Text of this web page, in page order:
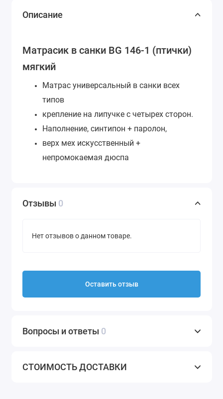
Описание
Матрасик в санки BG 146-1 (птички)
мягкий
Матрас универсальный в санки всех
типов
крепление на липучке с четырех сторон.
Наполнение, синтипон + паролон,
верх мех искусственный +
непромокаемая дюспа
Отзывы 0
Нет отзывов о данном товаре.
Оставить отзыв
Вопросы и ответы 0
СТОИМОСТЬ ДОСТАВКИ